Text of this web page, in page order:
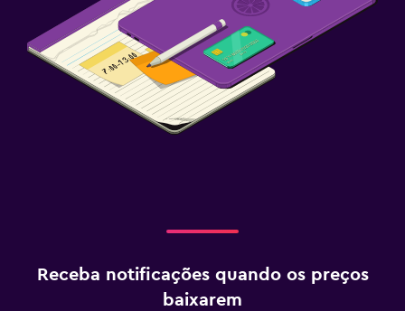
Receba notificações quando os preços
baixarem